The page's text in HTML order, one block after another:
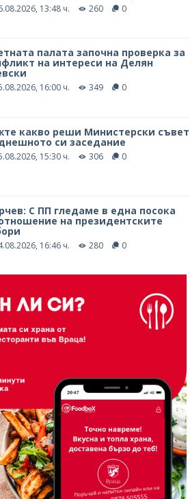
13:48 ч. 260 0
палата започна проверка за
на интереси на Делян
16:00 ч. 349 0
какво реши Министерски съвет
си заседание
15:30 ч. 306 0
С ПП гледаме в една посока
на президентските
16:46 ч. 280 0